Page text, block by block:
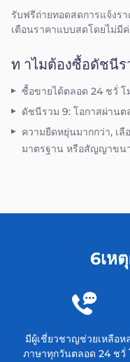
รับฟรีถ่ายทอดสดการแจ้งร
เตือนราคาแบบสดโดยไม่มีค่
ท าไมต้องซื้อดัชนีร
ซื้อขายได้ตลอด 24 ชวั่ โ
ดัชนีรวม 9: โอกาสผ่านต
ความยืดหยุ่นมากกว่า, เ
มาตรฐาน หรือสัญญาขน
6เห
มีผู้เชี่ยวชาญช่วยเหลือห
ภาษาทุกวันตลอด 24 ชวั่